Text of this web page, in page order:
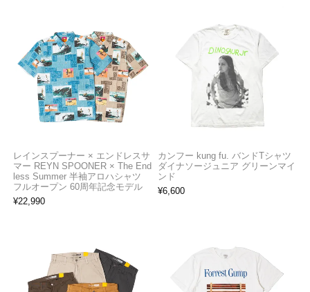
レインスプーナー × エンドレスサ
マー REYN SPOONER × The End
less Summer 半袖アロハシャツ
フルオープン 60周年記念モデル
¥22,990
カンフー kung fu. バンドTシャツ
ダイナソージュニア グリーンマイ
ンド
¥6,600